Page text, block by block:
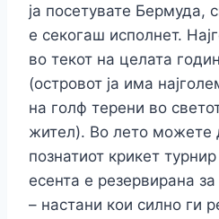
ја посетувате Бермуда,
е секогаш исполнет.
во текот на целата
(островот ја има
на голф терени во
жител). Во лето можете
познатиот крикет турнир
есента е резервирана за
– настани кои силно ги